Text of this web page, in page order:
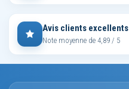
Avis clients excellents
Note moyenne de 4,89 / 5